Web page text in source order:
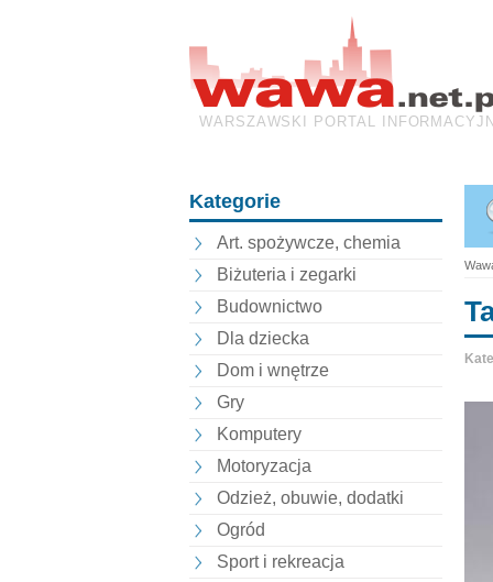
WARSZAWSKI PORTAL
Kategorie
Art. spożywcze, chemia
Biżuteria i zegarki
Budownictwo
Dla dziecka
Dom i wnętrze
Gry
Komputery
Motoryzacja
Odzież, obuwie, dodatki
Ogród
Sport i rekreacja